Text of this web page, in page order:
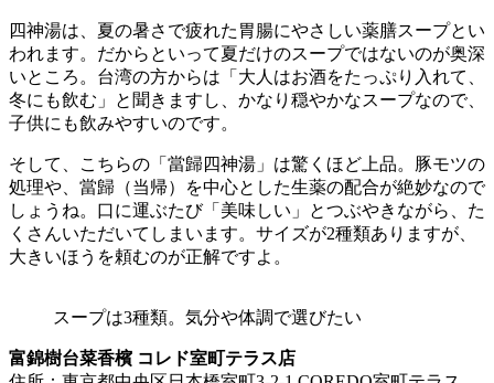
四神湯は、夏の暑さで疲れた胃腸にやさしい薬膳スープとい
われます。だからといって夏だけのスープではないのが奥深
いところ。台湾の方からは「大人はお酒をたっぷり入れて、
冬にも飲む」と聞きますし、かなり穏やかなスープなので、
子供にも飲みやすいのです。
そして、こちらの「當歸四神湯」は驚くほど上品。豚モツの
処理や、當歸（当帰）を中心とした生薬の配合が絶妙なので
しょうね。口に運ぶたび「美味しい」とつぶやきながら、た
くさんいただいてしまいます。サイズが2種類ありますが、
大きいほうを頼むのが正解ですよ。
スープは3種類。気分や体調で選びたい
富錦樹台菜香檳 コレド室町テラス店